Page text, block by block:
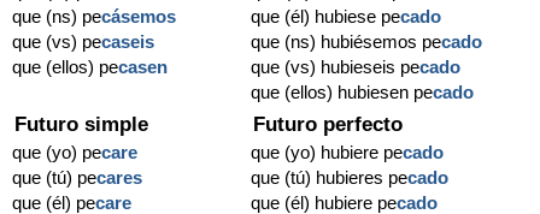
que (ns) pecásemos
que (vs) pecaseis
que (ellos) pecasen
que (él) hubiese pecado
que (ns) hubiésemos pecado
que (vs) hubieseis pecado
que (ellos) hubiesen pecado
Futuro simple
que (yo) pecare
que (tú) pecares
que (él) pecare
Futuro perfecto
que (yo) hubiere pecado
que (tú) hubieres pecado
que (él) hubiere pecado